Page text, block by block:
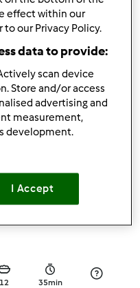
(6)
chocolate
recheio)
30 12min
(6)
Laranja
12 35min
effect within our
to our Privacy Policy.
data to provide:
scan device
Store and/or access
advertising and
measurement,
development.
I Accept